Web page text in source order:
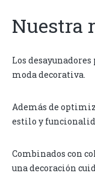
Nuestra
Los
moda decorativa.
Además de
estilo y
Combinados con
una decoración